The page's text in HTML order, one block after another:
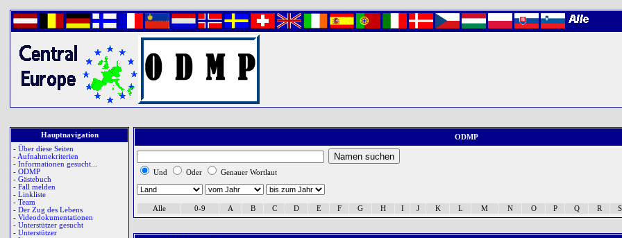
Hauptnavigation
- Über diese Seiten
- Aufnahmekriterien
- Informationen gesucht...
- ODMP
- Gästebuch
- Fall melden
- Linkliste
- Team
- Der Zug des Lebens
- Videodokumentationen
- Unterstützer gesucht
- Unterstützer
ODMP
Und Oder Genauer Wortlaut
Alle 0-9 A B C D E F G H I J K L M N O P Q R S